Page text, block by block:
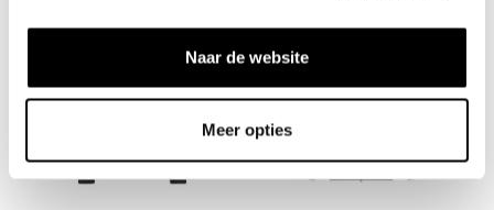
Naar de website
Meer opties